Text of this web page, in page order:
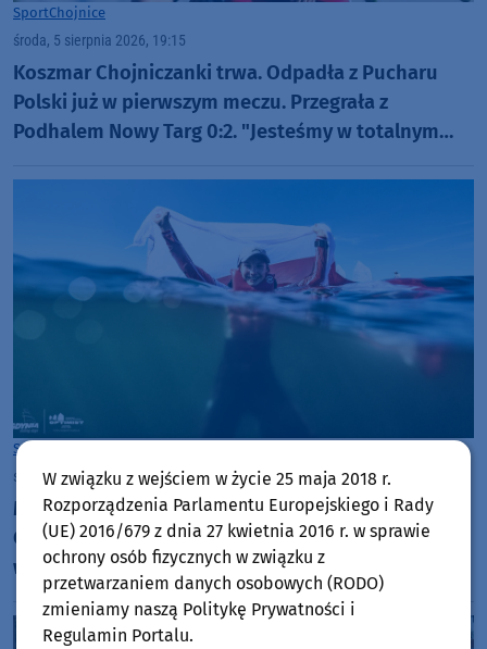
SportChojnice
środa, 5 sierpnia 2026, 19:15
Koszmar Chojniczanki trwa. Odpadła z Pucharu
Polski już w pierwszym meczu. Przegrała z
Podhalem Nowy Targ 0:2. "Jesteśmy w totalnym
Sport
środa, 5 sierpnia 2026, 10:42
Międzynarodowe sukcesy zawodniczek
Chojnickiego Klubu Żeglarskiego. Klara Sobczak
wicemistrzynią świata, a Basia Gmurek trzecia w
Europie. "Rewelacyjny wynik"
W związku z wejściem w życie 25 maja 2018 r.
Rozporządzenia Parlamentu Europejskiego i Rady
(UE) 2016/679 z dnia 27 kwietnia 2016 r. w sprawie
ochrony osób fizycznych w związku z
przetwarzaniem danych osobowych (RODO)
zmieniamy naszą Politykę Prywatności i
Regulamin Portalu.